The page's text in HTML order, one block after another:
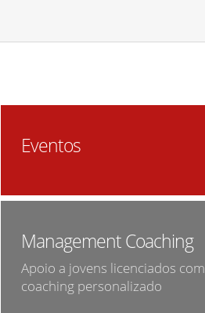
Eventos
Management Coaching
Apoio a jovens licenciados com
coaching personalizado